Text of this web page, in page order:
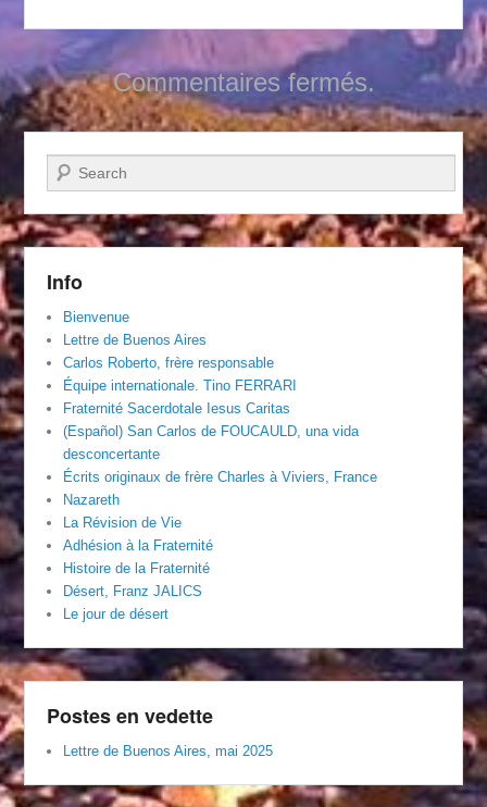
Commentaires fermés.
Recherche
Info
Bienvenue
Lettre de Buenos Aires
Carlos Roberto, frère responsable
Équipe internationale. Tino FERRARI
Fraternité Sacerdotale Iesus Caritas
(Español) San Carlos de FOUCAULD, una vida
desconcertante
Écrits originaux de frère Charles à Viviers, France
Nazareth
La Révision de Vie
Adhésion à la Fraternité
Histoire de la Fraternité
Désert, Franz JALICS
Le jour de désert
Postes en vedette
Lettre de Buenos Aires, mai 2025